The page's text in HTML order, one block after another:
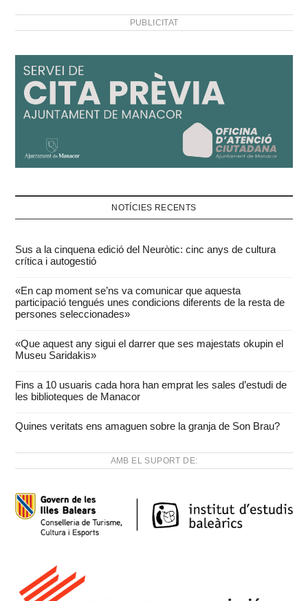
nota de Llodrà diu,…
PUBLICITAT
NOTÍCIES RECENTS
Sus a la cinquena edició del Neuròtic: cinc anys de cultura
crítica i autogestió
«En cap moment se’ns va comunicar que aquesta
participació tengués unes condicions diferents de la resta de
persones seleccionades»
«Que aquest any sigui el darrer que ses majestats okupin el
Museu Saridakis»
Fins a 10 usuaris cada hora han emprat les sales d’estudi de
les biblioteques de Manacor
Quines veritats ens amaguen sobre la granja de Son Brau?
AMB EL SUPORT DE: